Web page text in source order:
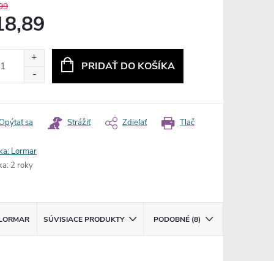
PRIDAŤ DO KOŠÍKA
Tlač
sa Strážiť Zdieľať
Lormar
: 2 roky
SÚVISIACE PRODUKTY PODOBNÉ (8)